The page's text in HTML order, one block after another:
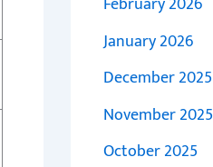
January 2026
December 2025
November 2025
October 2025